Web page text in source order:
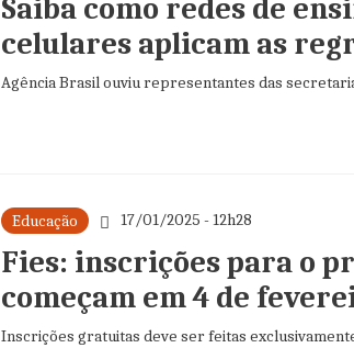
Saiba como redes de
celulares aplicam as
Agência Brasil ouviu representantes das
Educação 17/01/2025 - 12h28
Fies: inscrições para o
começam em 4 de
Inscrições gratuitas deve ser feitas